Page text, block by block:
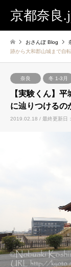
京都奈良
おさんぽ Blog
跡から大和郡山城まで自
奈良 冬 1-3月
【実験くん】
に辿りつけるの
2019.02.18 / 最終更新日